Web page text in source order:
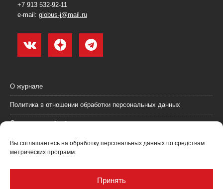
Вы соглашаетесь на обработку персональных данных по средствам
метрических программ.
Принять
+7 913 532-92-11
e-mail: globus-j@mail.ru
О журнале
Политика в отношении обработки персональных данных
Согласие на обработку персональных данных
Пользовательское соглашение (оферта)